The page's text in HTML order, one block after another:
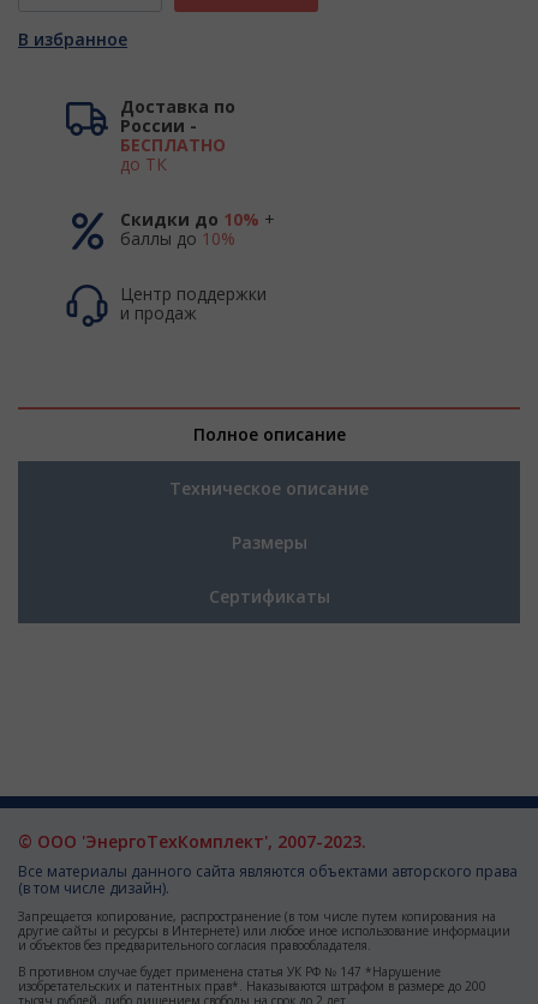
В избранное
Доставка по
России -
БЕСПЛАТНО
до ТК
Скидки до 10% +
баллы до 10%
Центр поддержки
и продаж
Полное описание
Техническое описание
Размеры
Сертификаты
© ООО 'ЭнергоТехКомплект', 2007-2023.
Все материалы данного сайта являются объектами авторского права
(в том числе дизайн).
Запрещается копирование, распространение (в том числе путем копирования на
другие сайты и ресурсы в Интернете) или любое иное использование информации
и объектов без предварительного согласия правообладателя.
В противном случае будет применена статья УК РФ № 147 *Нарушение
изобретательских и патентных прав*. Наказываются штрафом в размере до 200
тысяч рублей, либо лишением свободы на срок до 2 лет.